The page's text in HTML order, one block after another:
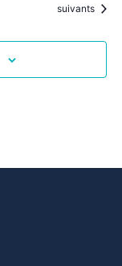
Évènements
suivants